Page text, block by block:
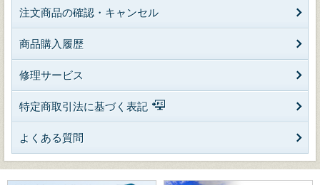
注文商品の確認・キャンセル
商品購入履歴
修理サービス
特定商取引法に基づく表記
よくある質問